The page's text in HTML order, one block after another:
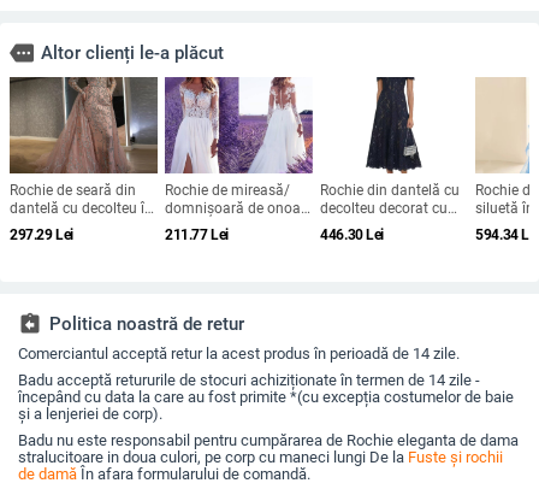
more Altor clienți le-a plăcut
Rochie de seară din
dantelă cu decolteu în
V, mâneci lungi, talie
înaltă, croială prințesă,
297.29Lei
Rochie de mireasă/
domnișoară de onoare
din dantelă, mâneci
lungi, decolteu adânc
211.77Lei
Rochie din dantelă cu
decolteu decorat cu
diamante, croială în A,
lungă, talie înaltă,
446.30Lei
Rochie
siluetă în
bretele
594.34Lei
assignment_return Politica noastră de retur
Comerciantul acceptă retur la acest produs în perioadă de 14 zile.
Badu acceptă retururile de stocuri achiziționate în termen de 14 zile -
începând cu data la care au fost primite *(cu excepția costumelor de baie
și a lenjeriei de corp).
Badu nu este responsabil pentru cumpărarea de Rochie eleganta de dama
stralucitoare in doua culori, pe corp cu maneci lungi De la Fuste și rochii
de damă În afara formularului de comandă.